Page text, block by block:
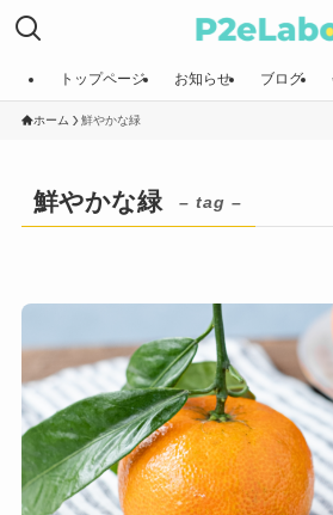
トップページ お知らせ ブログ
ホーム 鮮やかな緑
鮮やかな緑 – tag –